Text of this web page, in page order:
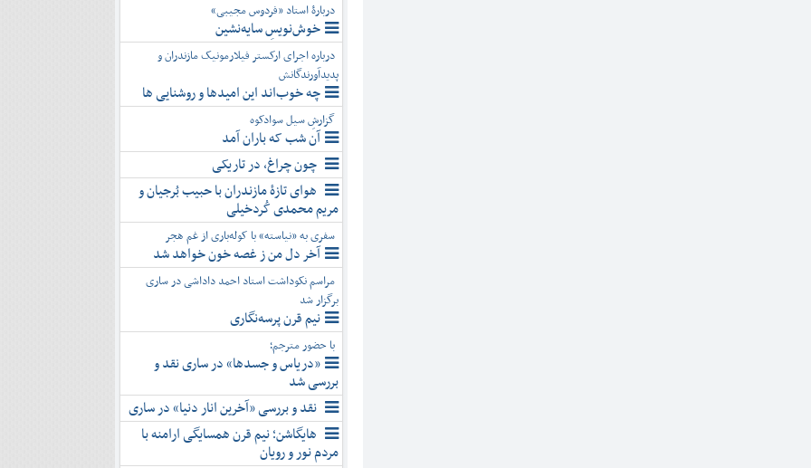
دربارۀ استاد «فردوس مجیبی»
خوش‌نویسِ سایه‌نشین
درباره اجرای ارکستر فیلارمونیک مازندران و
پدیدآورندگانش
چه خوب‌اند این امیدها و روشنایی ها
گزارشِ سیل سوادکوه
آن شب که باران آمد
چون چراغ، در تاریکی
هوای تازۀ مازندران با حبیب بُرجیان و
مریم محمدی کُردخیلی
سفری به «نیاسته» با کوله‌باری از غم هجر
آخر دل من ز غصه خون خواهد شد
مراسم نکوداشت استاد احمد داداشی در ساری
برگزار شد
نیم قرن پرسه‌نگاری
با حضور مترجم؛
«دریاس و جسدها» در ساری نقد و
بررسی شد
نقد و بررسی «آخرین انار دنیا» در ساری
هایگاشن؛ نیم قرن همسایگی ارامنه با
مردم نور و رویان